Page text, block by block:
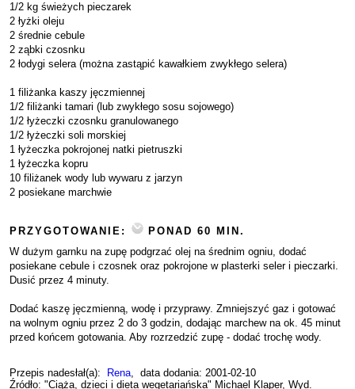
1/2 kg świeżych pieczarek
2 łyżki oleju
2 średnie cebule
2 ząbki czosnku
2 łodygi selera (można zastąpić kawałkiem zwykłego selera)
1 filiżanka kaszy jęczmiennej
1/2 filiżanki tamari (lub zwykłego sosu sojowego)
1/2 łyżeczki czosnku granulowanego
1/2 łyżeczki soli morskiej
1 łyżeczka pokrojonej natki pietruszki
1 łyżeczka kopru
10 filiżanek wody lub wywaru z jarzyn
2 posiekane marchwie
PRZYGOTOWANIE:
PONAD 60 MIN.
W dużym garnku na zupę podgrzać olej na średnim ogniu, dodać
posiekane cebule i czosnek oraz pokrojone w plasterki seler i pieczarki.
Dusić przez 4 minuty.
Dodać kaszę jęczmienną, wodę i przyprawy. Zmniejszyć gaz i gotować
na wolnym ogniu przez 2 do 3 godzin, dodając marchew na ok. 45 minut
przed końcem gotowania. Aby rozrzedzić zupę - dodać trochę wody.
Przepis nadesłał(a): Rena, data dodania: 2001-02-10
Źródło: "Ciąża, dzieci i dieta wegetariańska" Michael Klaper, Wyd.